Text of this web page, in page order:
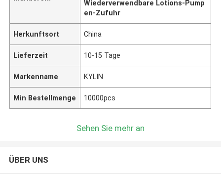
Wiederverwendbare Lotions-Pump
en-Zufuhr
Herkunftsort China
Lieferzeit 10-15 Tage
Markenname KYLIN
Min Bestellmenge 10000pcs
Sehen Sie mehr an
ÜBER UNS